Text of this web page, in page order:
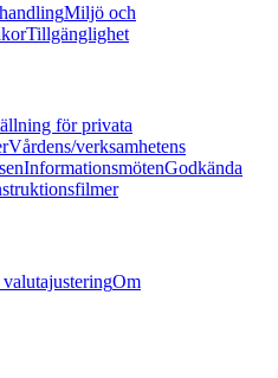
Miljö och
Tillgänglighet
för privata
Vårdens/verksamhetens
InformationsmötenGodkända
Om